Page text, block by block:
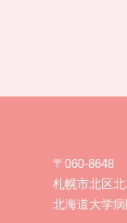
〒060-8648
札幌市北区
北海道大学